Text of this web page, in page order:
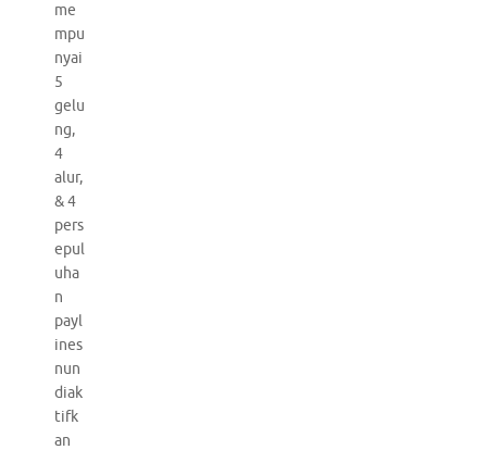
me
mpu
nyai
5
gelu
ng,
4
alur,
& 4
pers
epul
uha
n
payl
ines
nun
diak
tifk
an